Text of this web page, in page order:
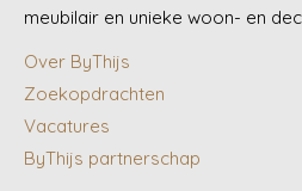
meubilair en unieke woon- en
Over ByThijs
Zoekopdrachten
Vacatures
ByThijs partnerschap